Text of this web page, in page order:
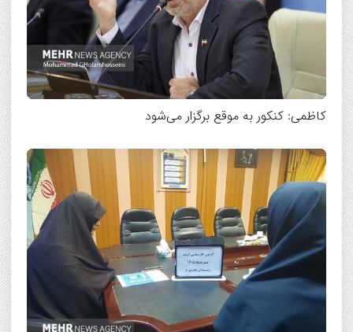
کاظمی: کنکور به موقع برگزار می‌شود